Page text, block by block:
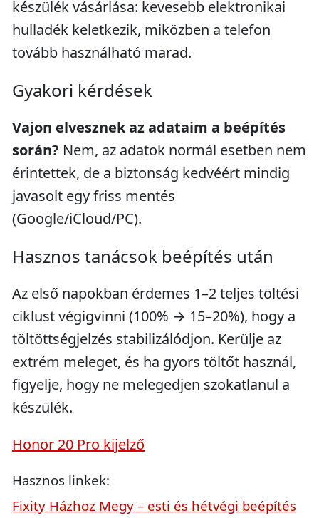
készülék vásárlása: kevesebb elektronikai
hulladék keletkezik, miközben a telefon
tovább használható marad.
Gyakori kérdések
Vajon elvesznek az adataim a beépítés
során? Nem, az adatok normál esetben nem
érintettek, de a biztonság kedvéért mindig
javasolt egy friss mentés
(Google/iCloud/PC).
Hasznos tanácsok beépítés után
Az első napokban érdemes 1–2 teljes töltési
ciklust végigvinni (100% → 15–20%), hogy a
töltöttségjelzés stabilizálódjon. Kerülje az
extrém meleget, és ha gyors töltőt használ,
figyelje, hogy ne melegedjen szokatlanul a
készülék.
Honor 20 Pro kijelző
Hasznos linkek:
Fixity Házhoz Megy – esti és hétvégi beépítés